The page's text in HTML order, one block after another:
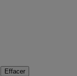
Effacer